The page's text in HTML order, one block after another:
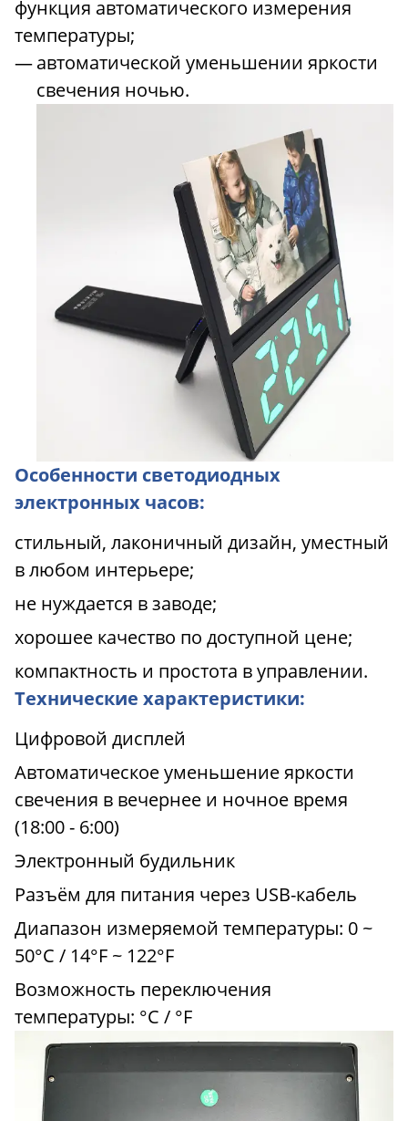
функция автоматического измерения
температуры;
автоматической уменьшении яркости
свечения ночью.
Особенности светодиодных
электронных часов:
стильный, лаконичный дизайн, уместный
в любом интерьере;
не нуждается в заводе;
хорошее качество по доступной цене;
компактность и простота в управлении.
Технические характеристики:
Цифровой дисплей
Автоматическое уменьшение яркости
свечения в вечернее и ночное время
(18:00 - 6:00)
Электронный будильник
Разъём для питания через USB-кабель
Диапазон измеряемой температуры: 0 ~
50°С / 14°F ~ 122°F
Возможность переключения
температуры: °С / °F